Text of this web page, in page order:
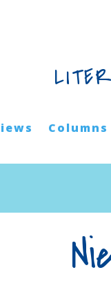
Columns